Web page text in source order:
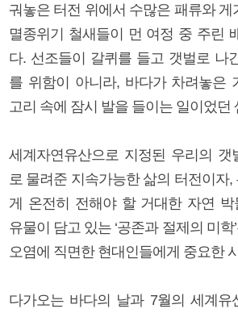
궈놓은 터전 위에서 수많은 패류와 게
멸종위기 철새들이 먼 여정 중 주린
다. 선조들이 갈퀴를 들고 갯벌로 나
를 위함이 아니라, 바다가 차려놓은
고리 속에 잠시 발을 들이는 일이었던
세계자연유산으로 지정된 우리의 갯
로 물려준 지속가능한 삶의 터전이자,
게 온전히 전해야 할 거대한 자연 박
유물이 담고 있는 ‘공존과 절제의 미
오염에 직면한 현대인들에게 중요한
다가오는 바다의 날과 7월의 세계유